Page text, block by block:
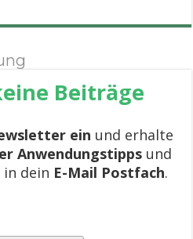
Beiträge
ein und erhalte
Anwendungstippsund
dein E-Mail Postfach.